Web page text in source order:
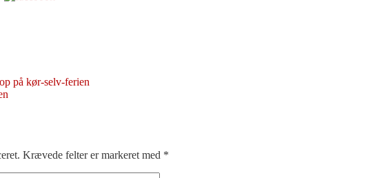
på kør-selv-ferien
Krævede felter er markeret med *